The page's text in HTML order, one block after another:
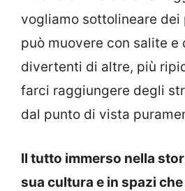
vogliamo sottolineare dei
può muovere con salite e
divertenti di altre, più
farci raggiungere degli
dal punto di vista
Il tutto immerso nella
sua cultura e in spazi